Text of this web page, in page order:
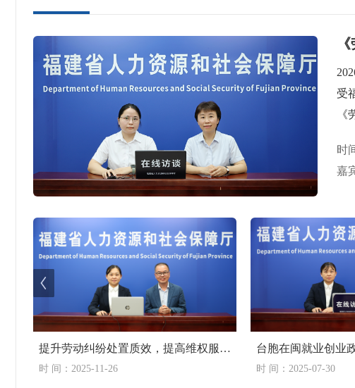
受
时
嘉
提升劳动纠纷处置质效，提高维权服务水平
时 间：2025-11-26
台胞在闽就业创业
时 间：2025-07-30